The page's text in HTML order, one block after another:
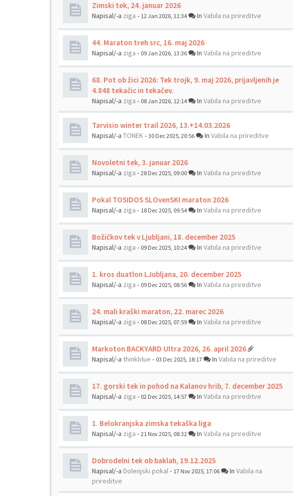
Zimski tek, 24. januar 2026
Napisal/-a ziga - 12 Jan 2026, 11:34 In Vabila na prireditve
44. Maraton treh src, 16. maj 2026
Napisal/-a ziga - 09 Jan 2026, 13:36 In Vabila na prireditve
68. Pot ob žici 2026: Tek trojk, 9. maj 2026, prijavljenih je
4.848 tekačic in tekačev.
Napisal/-a ziga - 08 Jan 2026, 12:14 In Vabila na prireditve
Tarvisio winter trail 2026, 13.+14.03.2026
Napisal/-a TONEK- 30 Dec 2025, 20:56 In Vabila na prireditve
Novoletni tek, 3. januar 2026
Napisal/-a ziga - 28 Dec 2025, 09:00 In Vabila na prireditve
Pokal TOSIDOS SLOvenSKI maraton 2026
Napisal/-a ziga - 18 Dec 2025, 09:54 In Vabila na prireditve
Božičkov tek v Ljubljani, 18. december 2025
Napisal/-a ziga - 09 Dec 2025, 10:24 In Vabila na prireditve
1. kros duatlon LJubljana, 20. december 2025
Napisal/-a ziga - 09 Dec 2025, 08:56 In Vabila na prireditve
24. mali kraški maraton, 22. marec 2026
Napisal/-a ziga - 08 Dec 2025, 07:59 In Vabila na prireditve
Markoton BACKYARD Ultra 2026, 26. april 2026
Napisal/-a thinkblue - 03 Dec 2025, 18:17 In Vabila na prireditve
17. gorski tek in pohod na Kalanov hrib, 7. december 2025
Napisal/-a ziga - 02 Dec 2025, 14:57 In Vabila na prireditve
1. Belokranjska zimska tekaška liga
Napisal/-a ziga - 21 Nov 2025, 08:32 In Vabila na prireditve
Dobrodelni tek ob baklah, 19.12.2025
Napisal/-a Dolenjski pokal- 17 Nov 2025, 17:06 In Vabila na
prireditve